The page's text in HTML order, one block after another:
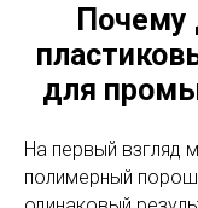
Почему
для
На первый взгляд
полимерный